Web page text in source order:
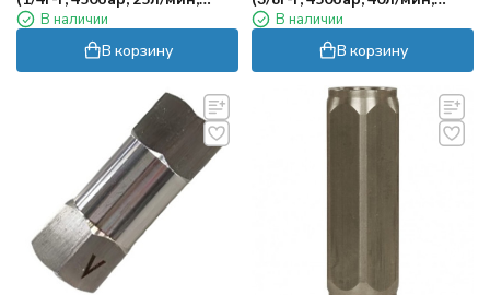
DN06, нерж) RC
В наличии
В корзину
DN08, нерж) RC
В наличии
В корзину